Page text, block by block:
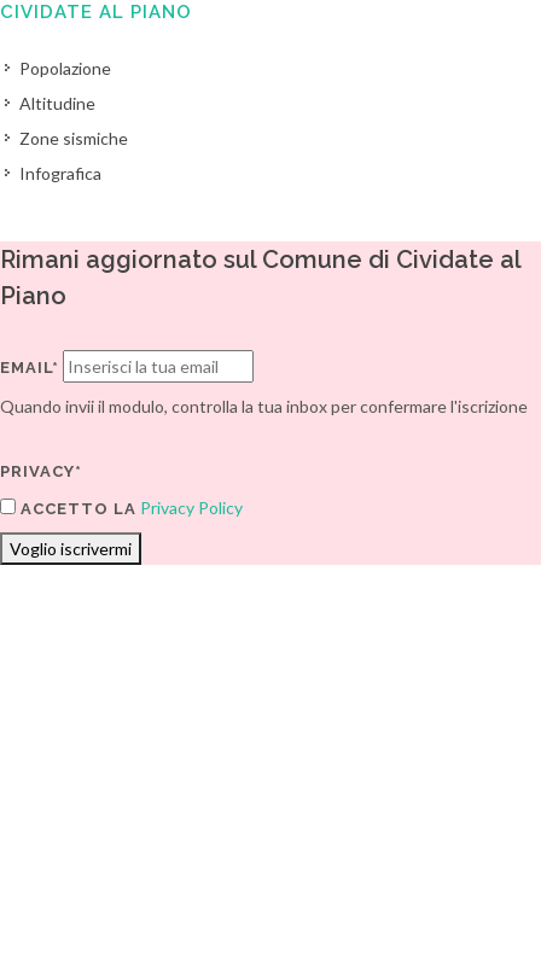
CIVIDATE AL PIANO
Popolazione
Altitudine
Zone sismiche
Infografica
Rimani aggiornato sul Comune di Cividate al
Piano
EMAIL*
Quando invii il modulo, controlla la tua inbox per confermare l'iscrizione
PRIVACY*
ACCETTO LA Privacy Policy
Voglio iscrivermi